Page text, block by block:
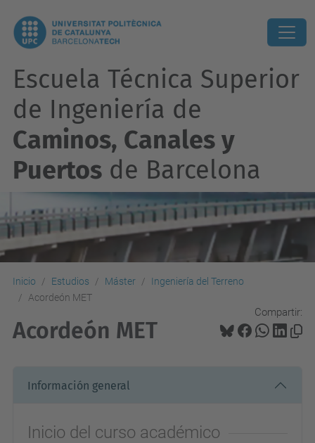
Escuela Técnica Superior
de Ingeniería de
Caminos, Canales y
Puertos de Barcelona
Inicio Estudios Máster
Ingeniería del Terreno
Acordeón MET
Compartir:
Acordeón MET
Información general
Inicio del curso académico